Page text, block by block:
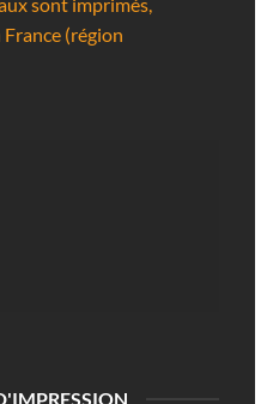
sont imprimés,
(région